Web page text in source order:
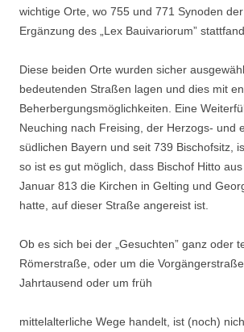
wichtige Orte, wo 755 und 771 Synoden
Ergänzung des „Lex Bauivariorum”
Diese beiden Orte wurden sicher
bedeutenden Straßen lagen und dies mit
Beherbergungsmöglichkeiten. Eine
Neuching nach Freising, der Herzogs- und
südlichen Bayern und seit 739 Bischofsitz,
so ist es gut möglich, dass Bischof Hitto
Januar 813 die Kirchen in Gelting und
hatte, auf dieser Straße angereist ist.
Ob es sich bei der „Gesuchten” ganz oder
Römerstraße, oder um die
Jahrtausend oder um früh­
mittelalterliche Wege handelt, ist (noch)